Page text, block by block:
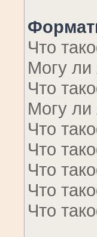
Что
Могу ли
Что
Могу ли
Что
Что
Что
Что
Что